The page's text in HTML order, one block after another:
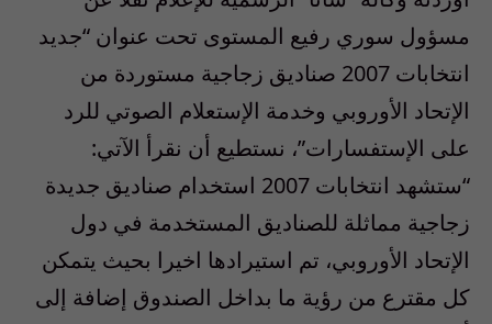
مسؤول سوري رفيع المستوى تحت عنوان “جديد
انتخابات 2007 صناديق زجاجية مستوردة من
الإتحاد الأوروبي وخدمة الإستعلام الصوتي للرد
على الإستفسارات”، نستطيع أن نقرأ الآتي:
“ستشهد انتخابات 2007 استخدام صناديق جديدة
زجاجية مماثلة للصناديق المستخدمة في دول
الإتحاد الأوروبي، تم استيرادها اخيرا بحيث يتمكن
كل مقترع من رؤية ما بداخل الصندوق إضافة إلى